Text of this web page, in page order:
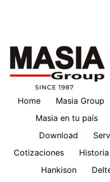
Home Masia Group
Masia en tu país
Download
Cotizaciones
Historia
Hankison